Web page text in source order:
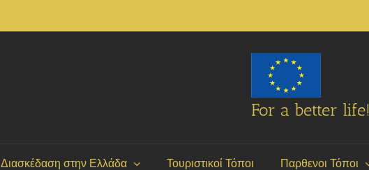
For a better life!
Διασκέδαση στην Ελλάδα Τουριστικοί Τόποι Παρθενοι Τόποι